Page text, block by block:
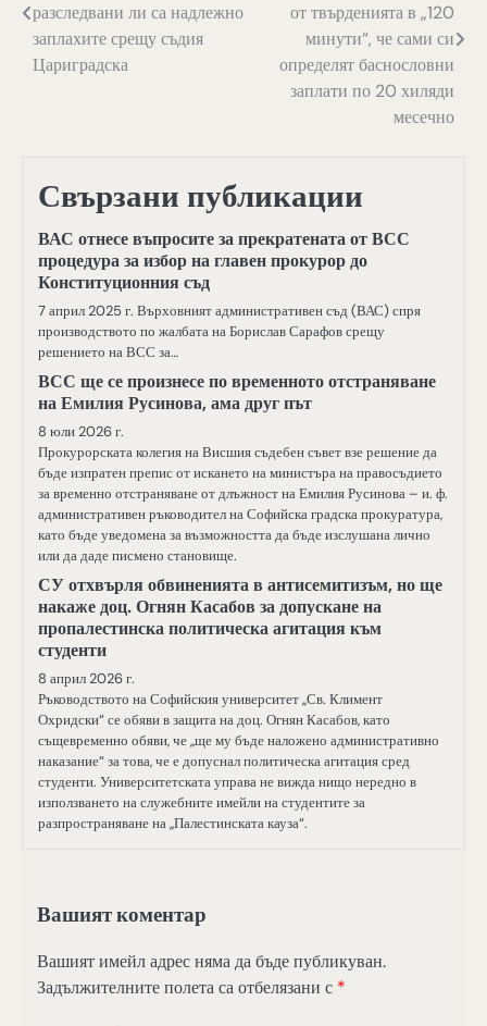
разследвани ли са надлежно
заплахите срещу съдия
Цариградска
от твърденията в „120
минути“, че сами си
определят баснословни
заплати по 20 хиляди
месечно
Свързани публикации
ВАС отнесе въпросите за прекратената от ВСС
процедура за избор на главен прокурор до
Конституционния съд
7 април 2025 г. Върховният административен съд (ВАС) спря
производството по жалбата на Борислав Сарафов срещу
решението на ВСС за…
ВСС ще се произнесе по временното отстраняване
на Емилия Русинова, ама друг път
8 юли 2026 г.
Прокурорската колегия на Висшия съдебен съвет взе решение да
бъде изпратен препис от искането на министъра на правосъдието
за временно отстраняване от длъжност на Емилия Русинова – и. ф.
административен ръководител на Софийска градска прокуратура,
като бъде уведомена за възможността да бъде изслушана лично
или да даде писмено становище.
СУ отхвърля обвиненията в антисемитизъм, но ще
накаже доц. Огнян Касабов за допускане на
пропалестинска политическа агитация към
студенти
8 април 2026 г.
Ръководството на Софийския университет „Св. Климент
Охридски“ се обяви в защита на доц. Огнян Касабов, като
същевременно обяви, че „ще му бъде наложено административно
наказание“ за това, че е допуснал политическа агитация сред
студенти. Университетската управа не вижда нищо нередно в
използването на служебните имейли на студентите за
разпространяване на „Палестинската кауза“.
Вашият коментар
Вашият имейл адрес няма да бъде публикуван.
Задължителните полета са отбелязани с *